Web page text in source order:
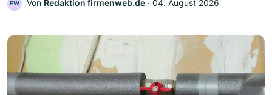
FW Von Redaktion firmenweb.de ‧ 04. August 2026